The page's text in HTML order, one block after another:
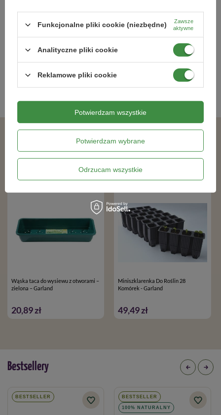
14,29 zł 20,89 zł
Kategorie powiązane
Wąska taca do wysiewu z otworami –
zielona – Garland
20,89 zł
Miniszklarenka Do Roślin 28
Komórek - Garland
49,49 zł
Bestsellery
BESTSELLER BESTSELLER
100% NATURALNY
Funkcjonalne pliki cookie (niezbędne)
Zawsze
aktywne
Analityczne pliki cookie
Reklamowe pliki cookie
Potwierdzam wybrane
Odrzucam wszystkie
Potwierdzam wszystkie